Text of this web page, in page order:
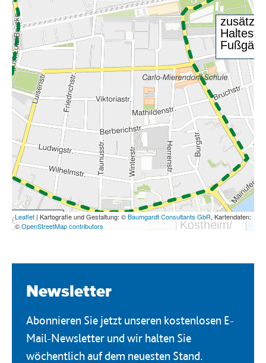
Newsletter
Abonnieren Sie jetzt unseren kostenlosen E-
Mail-Newsletter und wir halten Sie
wöchentlich auf dem neuesten Stand.